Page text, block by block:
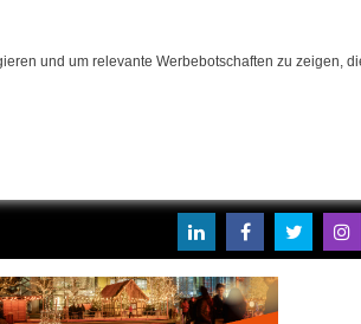
und um relevante Werbebotschaften zu zeigen,